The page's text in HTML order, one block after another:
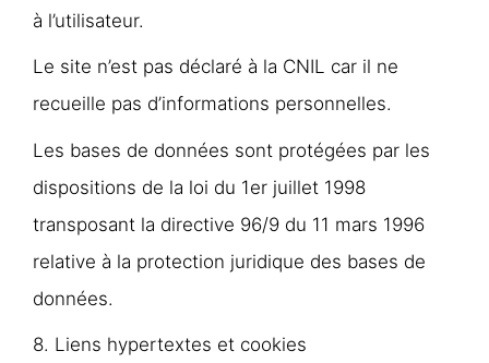
à l’utilisateur.
Le site n’est pas déclaré à la CNIL car il ne
recueille pas d’informations personnelles.
Les bases de données sont protégées par les
dispositions de la loi du 1er juillet 1998
transposant la directive 96/9 du 11 mars 1996
relative à la protection juridique des bases de
données.
8. Liens hypertextes et cookies